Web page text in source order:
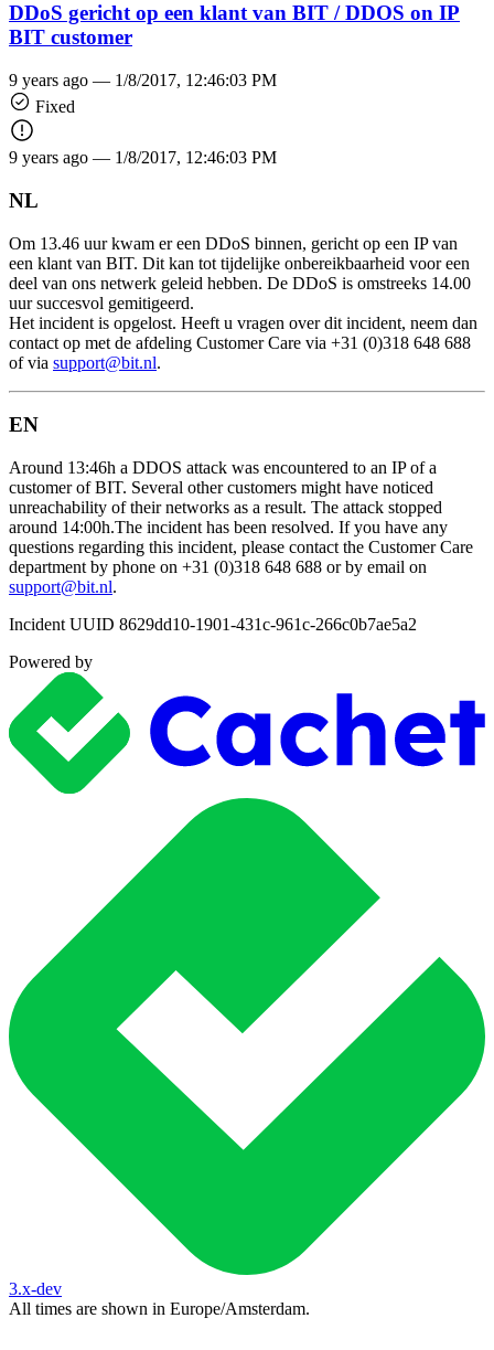
DDoS gericht op een klant van BIT / DDOS on IP
BIT customer
9 years ago — 1/8/2017, 12:46:03 PM
Fixed
9 years ago — 1/8/2017, 12:46:03 PM
NL
Om 13.46 uur kwam er een DDoS binnen, gericht op een IP van
een klant van BIT. Dit kan tot tijdelijke onbereikbaarheid voor een
deel van ons netwerk geleid hebben. De DDoS is omstreeks 14.00
uur succesvol gemitigeerd.
Het incident is opgelost. Heeft u vragen over dit incident, neem dan
contact op met de afdeling Customer Care via +31 (0)318 648 688
of via support@bit.nl.
EN
Around 13:46h a DDOS attack was encountered to an IP of a
customer of BIT. Several other customers might have noticed
unreachability of their networks as a result. The attack stopped
around 14:00h.The incident has been resolved. If you have any
questions regarding this incident, please contact the Customer Care
department by phone on +31 (0)318 648 688 or by email on
support@bit.nl.
Incident UUID 8629dd10-1901-431c-961c-266c0b7ae5a2
Powered by
3.x-dev
All times are shown in Europe/Amsterdam.